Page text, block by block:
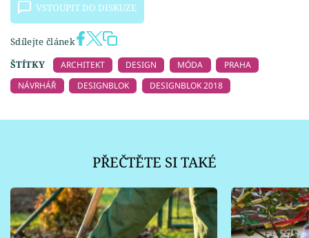
VSTOUPIT DO DISKUZE
Sdílejte článek
ŠTÍTKY
ARCHITEKT DESIGN MÓDA
PRAHA
NÁVRHÁŘ
DESIGNBLOK DESIGNBLOK 2018
PŘEČTĚTE SI TAKÉ